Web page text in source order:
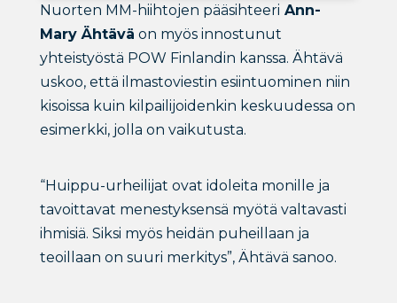
Nuorten MM-hiihtojen pääsihteeri Ann-
Mary Ähtävä on myös innostunut
yhteistyöstä POW Finlandin kanssa. Ähtävä
uskoo, että ilmastoviestin esiintuominen niin
kisoissa kuin kilpailijoidenkin keskuudessa on
esimerkki, jolla on vaikutusta.
“Huippu-urheilijat ovat idoleita monille ja
tavoittavat menestyksensä myötä valtavasti
ihmisiä. Siksi myös heidän puheillaan ja
teoillaan on suuri merkitys”, Ähtävä sanoo.